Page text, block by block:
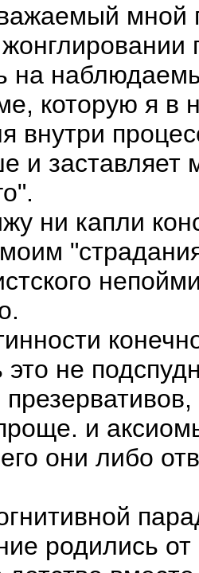
на
которую я
внутри
и заставляет
ни капли
это не
и
они либо
родились от